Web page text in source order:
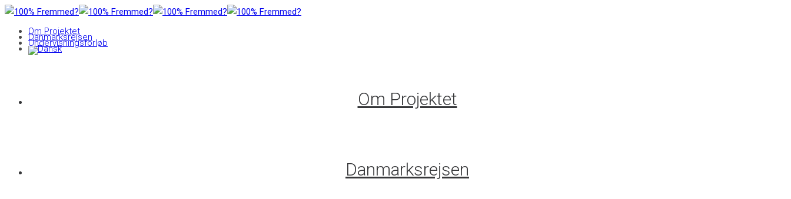
Om Projektet
Danmarksrejsen
Undervisningsforløb
Om Projektet
Danmarksrejsen